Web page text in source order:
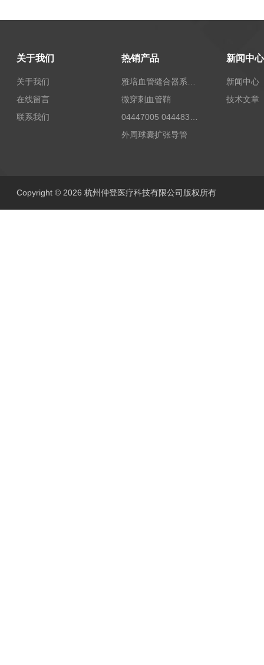
关于我们
关于我们
在线留言
联系我们
热销产品
微穿刺血管鞘
外周球囊扩张导管
新闻中心
新闻中心
技术文章
Copyright © 2026 杭州仲登医疗科技有限公司版权所有